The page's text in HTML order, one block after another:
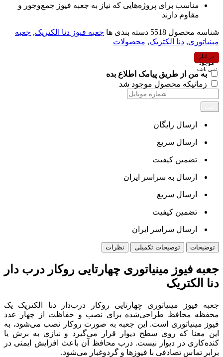
مناسب برای پروژه‌هایی که نیاز به جعبه فیوز جمع‌وجور و
مقاوم دارند
شناسه محصول 5518 دسته بندی ها جعبه فیوز دنا الکتریک, جعبه
مینیاتوری, دنا الکتریک, محصولات
در انبار
موجود
نمی باشد
به من از طریق پیامک اطلاع بده
زمانیکه محصول موجود شد
ارسال رایگان
ارسال سریع
تضمین کیفیت
ارسال به سراسر ایران
ارسال سریع
تضمین کیفیت
ارسال سراسر ایران
توضیحات توضیحات تکمیلی نظرات
جعبه فیوز مینیاتوری چهارتایی روکار درب دار
دنا الکتریک
جعبه فیوز مینیاتوری چهارتایی روکار درب‌دار دنا الکتریک یک
محفظه محافظ طراحی‌شده برای نصب و حفاظت از چهار عدد
فیوز مینیاتوری است. این جعبه به صورت روکار نصب می‌شود، به
این معنا که روی سطح دیوار قرار می‌گیرد و نیازی به برش یا
کنده‌کاری در دیوار نیست. درب محافظ آن باعث افزایش ایمنی در
برابر تماس تصادفی با فیوزها و گردوغبار می‌شود.